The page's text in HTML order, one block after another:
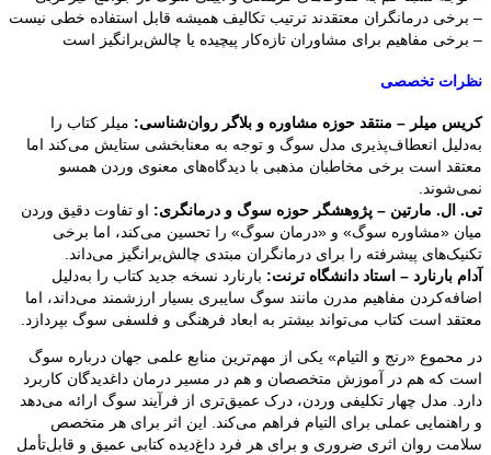
– برخی درمانگران معتقدند ترتیب تکالیف همیشه قابل استفاده خطی نیست
– برخی مفاهیم برای مشاوران تازه‌کار پیچیده یا چالش‌برانگیز است
نظرات تخصصی
کریس میلر – منتقد حوزه مشاوره و بلاگر روان‌شناسی: میلر کتاب را
به‌دلیل انعطاف‌پذیری مدل سوگ و توجه به معنابخشی ستایش می‌کند اما
معتقد است برخی مخاطبان مذهبی با دیدگاه‌های معنوی وردن همسو
نمی‌شوند.
تی. ال. مارتین – پژوهشگر حوزه سوگ و درمانگری:
او تفاوت دقیق وردن
میان «مشاوره سوگ» و «درمان سوگ» را تحسین می‌کند، اما برخی
تکنیک‌های پیشرفته را برای درمانگران مبتدی چالش‌برانگیز می‌داند.
آدام بارنارد – استاد دانشگاه ترنت: بارنارد نسخه جدید کتاب را به‌دلیل
اضافه‌کردن مفاهیم مدرن مانند سوگ سایبری بسیار ارزشمند می‌داند، اما
معتقد است کتاب می‌تواند بیشتر به ابعاد فرهنگی و فلسفی سوگ بپردازد.
در محموع «رنج و التیام» یکی از مهم‌ترین منابع علمی جهان درباره سوگ
است که هم در آموزش متخصصان و هم در مسیر درمان داغدیدگان کاربرد
دارد. مدل چهار تکلیفی وردن، درک عمیق‌تری از فرآیند سوگ ارائه می‌دهد
و راهنمایی عملی برای التیام فراهم می‌کند. این اثر برای هر متخصص
سلامت روان اثری ضروری و برای هر فرد داغ‌دیده کتابی عمیق و قابل‌تأمل